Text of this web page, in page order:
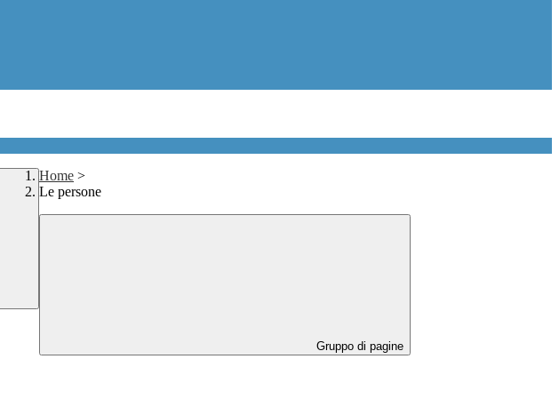
Home >
Le persone
Gruppo di pagine